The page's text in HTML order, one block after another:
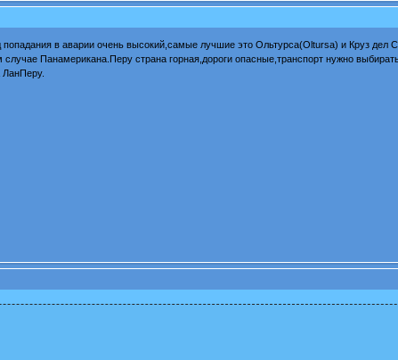
в аварии очень высокий,самые лучшие это Ольтурса(Oltursa) и Круз
Панамерикана.Перу страна горная,дороги опасные,транспорт нужно